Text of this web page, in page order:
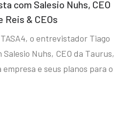
com Salesio Nuhs, CEO
Reis & CEOs
o entrevistador Tiago
Salesio Nuhs, CEO da Taurus,
e seus planos para o